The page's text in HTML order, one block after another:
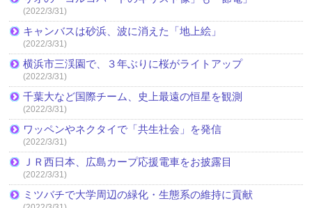
(2022/3/31)
キャンバスは砂浜、波に消えた「地上絵」
(2022/3/31)
横浜市三渓園で、３年ぶりに桜がライトアップ
(2022/3/31)
千葉大など国際チーム、史上最遠の恒星を観測
(2022/3/31)
ワッペンやネクタイで「共生社会」を発信
(2022/3/31)
ＪＲ西日本、広島カープ応援電車をお披露目
(2022/3/31)
ミツバチで大学周辺の緑化・生態系の維持に貢献